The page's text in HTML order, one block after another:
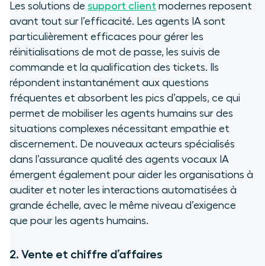
Les solutions de support client modernes reposent
avant tout sur l’efficacité. Les agents IA sont
particulièrement efficaces pour gérer les
réinitialisations de mot de passe, les suivis de
commande et la qualification des tickets. Ils
répondent instantanément aux questions
fréquentes et absorbent les pics d’appels, ce qui
permet de mobiliser les agents humains sur des
situations complexes nécessitant empathie et
discernement. De nouveaux acteurs spécialisés
dans l’assurance qualité des agents vocaux IA
émergent également pour aider les organisations à
auditer et noter les interactions automatisées à
grande échelle, avec le même niveau d’exigence
que pour les agents humains.
2. Vente et chiffre d’affaires